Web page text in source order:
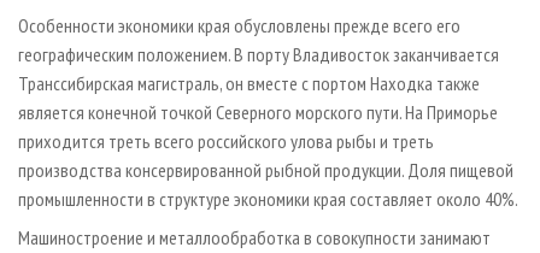
Особенности экономики края обусловлены прежде всего его
географическим положением. В порту Владивосток заканчивается
Транссибирская магистраль, он вместе с портом Находка также
является конечной точкой Северного морского пути. На Приморье
приходится треть всего российского улова рыбы и треть
производства консервированной рыбной продукции. Доля пищевой
промышленности в структуре экономики края составляет около 40%.
Машиностроение и металлообработка в совокупности занимают